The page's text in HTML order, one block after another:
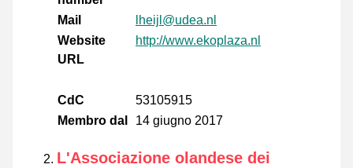
Mail
lheijl@udea.nl
Website
URL
http://www.ekoplaza.nl
CdC
53105915
Membro dal
14 giugno 2017
L'Associazione olandese dei